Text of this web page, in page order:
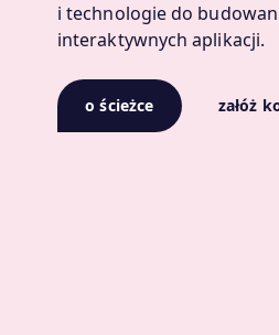
i technologie do
interaktywnych aplikacji.
o ścieżce załóż